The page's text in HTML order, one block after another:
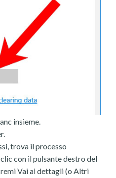
insieme.
trova il processo
con il pulsante destro del
Vai ai dettagli (o Altri